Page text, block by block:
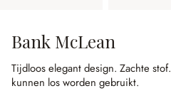
Bank McLean
Tijdloos elegant design. Zachte stof.
kunnen los worden gebruikt.